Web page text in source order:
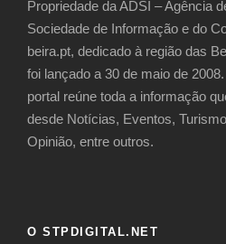
Propriedade da ADSI – Agência
Sociedade de Informação e do
beira.pt, dedicado à região das
foi lançado a 30 de maio de
portal reúne toda a informação
desde Notícias, Eventos,
Opinião, entre outros.
O STPDIGITAL.NET